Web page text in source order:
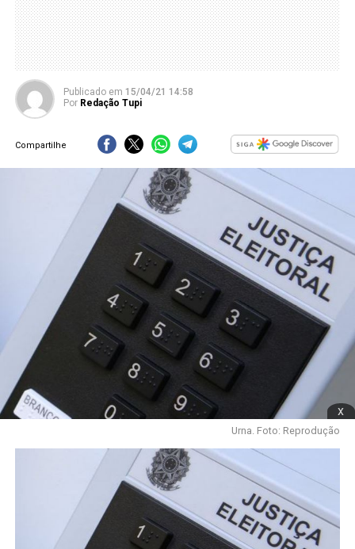
Publicado em 15/04/21 14:58
Por Redação Tupi
Compartilhe
x
Urna. Foto: Reprodução